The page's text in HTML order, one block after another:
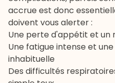
accrue est donc
doivent vous alerter :
Une perte d'appétit et un
Une fatigue intense et
inhabituelle
Des difficultés